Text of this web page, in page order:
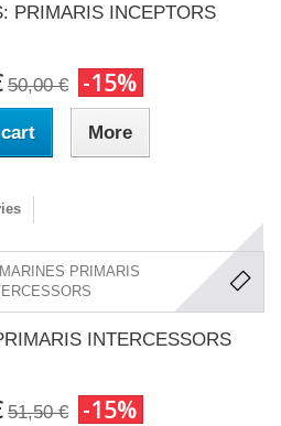
PRIMARIS INCEPTORS
50,00 € -15%
More
INTERCESSORS
51,50 € -15%